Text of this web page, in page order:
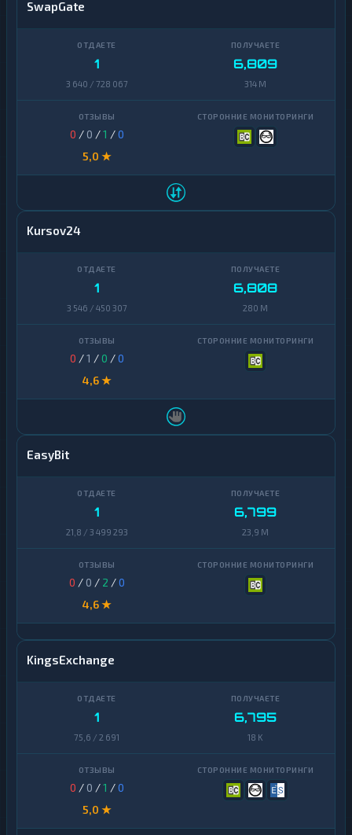
SwapGate
1
3 640 / 728 067
6,809
314 M
0 / 0 /1 /0
5,0 ★
Kursov24
1
3 546 / 450 307
6,808
280 M
0 /1 /0 /0
4,6 ★
EasyBit
1
21,8 / 3 499 293
6,799
23,9 M
0 / 0 / 2 /0
4,6 ★
KingsExchange
1
75,6 / 2 691
6,795
18 K
0 / 0 /1 /0
5,0 ★